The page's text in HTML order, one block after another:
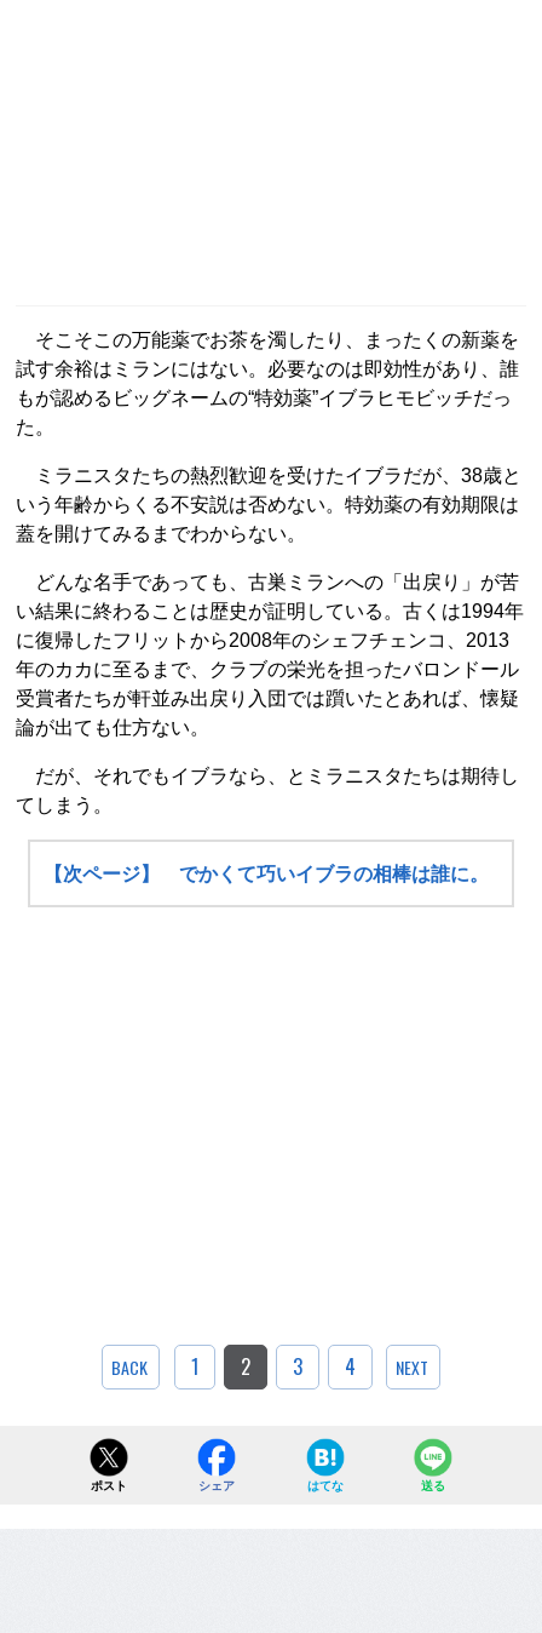
そこそこの万能薬でお茶を濁したり、まったくの新薬を
試す余裕はミランにはない。必要なのは即効性があり、誰
もが認めるビッグネームの“特効薬”イブラヒモビッチだっ
た。
ミラニスタたちの熱烈歓迎を受けたイブラだが、38歳と
いう年齢からくる不安説は否めない。特効薬の有効期限は
蓋を開けてみるまでわからない。
どんな名手であっても、古巣ミランへの「出戻り」が苦
い結果に終わることは歴史が証明している。古くは1994年
に復帰したフリットから2008年のシェフチェンコ、2013
年のカカに至るまで、クラブの栄光を担ったバロンドール
受賞者たちが軒並み出戻り入団では躓いたとあれば、懐疑
論が出ても仕方ない。
だが、それでもイブラなら、とミラニスタたちは期待し
てしまう。
【次ページ】 でかくて巧いイブラの相棒は誰に。
BACK 1 2 3 4 NEXT
ポスト シェア はてな 送る